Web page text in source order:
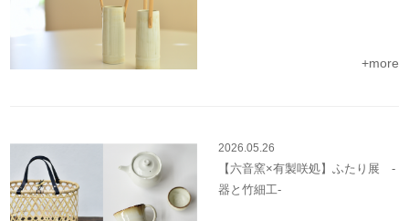
+more
2026.05.26
【六音窯×有製咲処】ふたり展 -
器と竹細工-